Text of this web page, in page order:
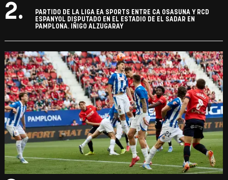
2.
PARTIDO DE LA LIGA EA SPORTS ENTRE CA OSASUNA Y RCD
ESPANYOL DISPUTADO EN EL ESTADIO DE EL SADAR EN
PAMPLONA. IÑIGO ALZUGARAY